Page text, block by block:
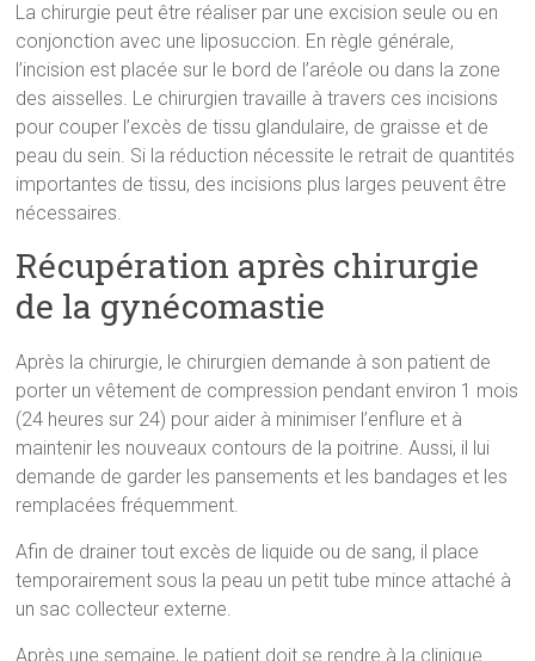
La chirurgie peut être réaliser par une excision seule ou en
conjonction avec une liposuccion. En règle générale,
l’incision est placée sur le bord de l’aréole ou dans la zone
des aisselles. Le chirurgien travaille à travers ces incisions
pour couper l’excès de tissu glandulaire, de graisse et de
peau du sein. Si la réduction nécessite le retrait de quantités
importantes de tissu, des incisions plus larges peuvent être
nécessaires.
Récupération après chirurgie
de la gynécomastie
Après la chirurgie, le chirurgien demande à son patient de
porter un vêtement de compression pendant environ 1 mois
(24 heures sur 24) pour aider à minimiser l’enflure et à
maintenir les nouveaux contours de la poitrine. Aussi, il lui
demande de garder les pansements et les bandages et les
remplacées fréquemment.
Afin de drainer tout excès de liquide ou de sang, il place
temporairement sous la peau un petit tube mince attaché à
un sac collecteur externe.
Après une semaine, le patient doit se rendre à la clinique